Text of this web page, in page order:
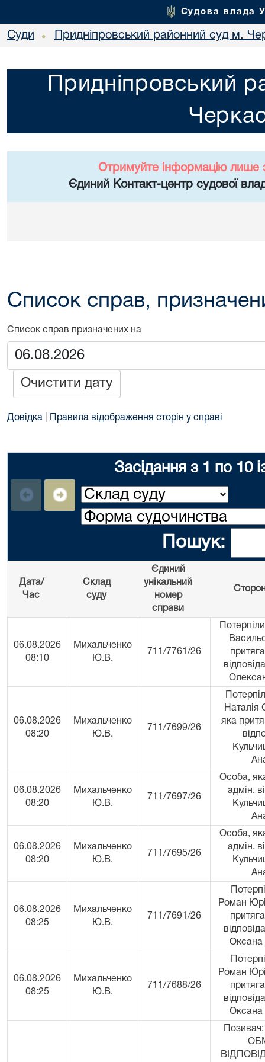
Судова влада
Суди • Придніпровський районний суд м.
Придніпровський
Отримуйте інформацію лише
Єдиний Контакт-центр судової
Список справ,
Список справ призначених на
Очистити дату
Довідка Правила відображення сторін у справі
Засідання з 1 по 10
Пошук:
Дата/
Час
Склад
суду
Єдиний
унікальний
номер
справи
06.08.2026
08:10
Михальченко
Ю.В.
711/7761/26
06.08.2026
08:20
Михальченко
Ю.В.
711/7699/26
Наталія
яка
06.08.2026
08:20
Михальченко
Ю.В.
711/7697/26
Особа,
адмін.
06.08.2026
08:20
Михальченко
Ю.В.
711/7695/26
Особа,
адмін.
06.08.2026
08:25
Михальченко
Ю.В.
711/7691/26
Роман
Оксана
06.08.2026
08:25
Михальченко
Ю.В.
711/7688/26
Роман
Оксана